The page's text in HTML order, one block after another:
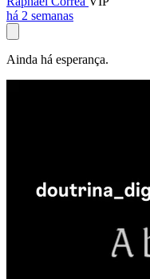
há 2 semanas
Ainda há esperança.